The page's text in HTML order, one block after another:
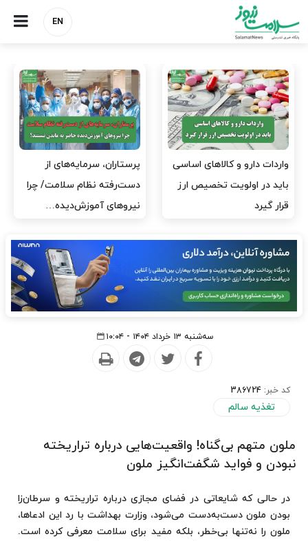
EN
ارز برای دارو نیست، برای
لکسوس هست؟
به وزیر اقتصاد و خانواده‌اش
خدمات درمانی ندهید
سه‌شنبه ۱۳ خرداد ۱۴۰۴ - ۱۰:۰۴
کد خبر: 386724
تغذیه سالم
ملون متهم بی‌گناه! واقعیت‌هایی درباره تراریخته
نبودن و فواید شگفت‌انگیز ملون
در حالی که شایعاتی در فضای مجازی درباره تراریخته و سرطان‌زا
بودن ملون دست‌به‌دست می‌شود، وزارت بهداشت با رد این ادعاها،
ملون را نه‌تنها بی‌خطر، بلکه مفید برای سلامت معرفی کرده است.